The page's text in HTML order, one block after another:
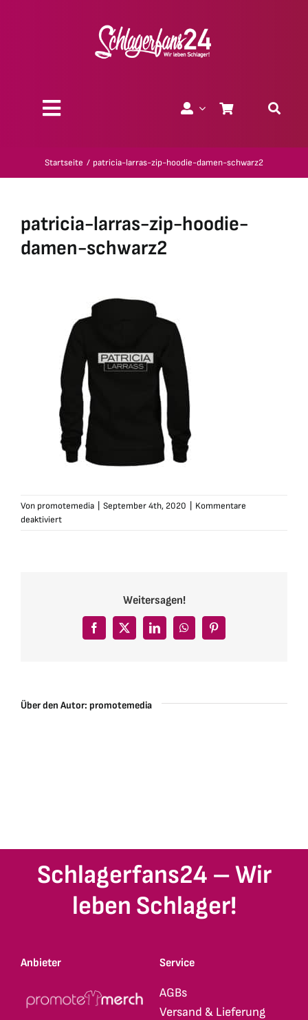
Toggle
Geschenk-Gutscheine
Startseite patricia-larras-zip-hoodie-damen-schwarz2
patricia-larras-zip-hoodie-
damen-schwarz2
Von promotemedia September 4th, 2020
Kommentare
deaktiviertfür
Weitersagen!
Facebook
X LinkedInWhatsAppPinterest
Über den Autor: promotemedia
Schlagerfans24 – Wir
leben Schlager!
Anbieter Service
AGBs
Versand & Lieferung